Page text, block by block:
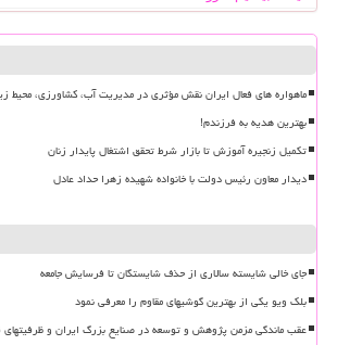
ماهواره های فعال ایران نقش مؤثری در مدیریت آب، کشاورزی، محیط
بهترین هدیه به فرزندم!
تکمیل زنجیره آموزش تا بازار شرط تحقق اشتغال پایدار زنان
دیدار معاون رئیس دولت با خانواده شهیده زهرا حداد عادل
جای خالی شایسته سالاری از حذف شایستگان تا فرسایش جامعه
بلک ویو یکی از بهترین گوشیهای مقاوم را معرفی نمود
عقب ماندگی مزمن پژوهش و توسعه در صنایع بزرگ ایران و ظرفیتهای